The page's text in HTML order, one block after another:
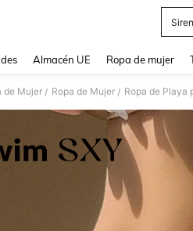
Almacén UE Ropa de mujer
de Mujer / Ropa de Mujer / Ropa de Playa